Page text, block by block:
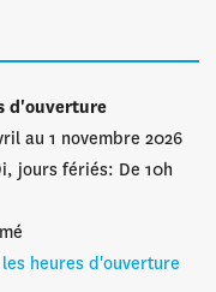
d'ouverture
au 1 novembre 2026
jours fériés: De 10h
les heures d'ouverture